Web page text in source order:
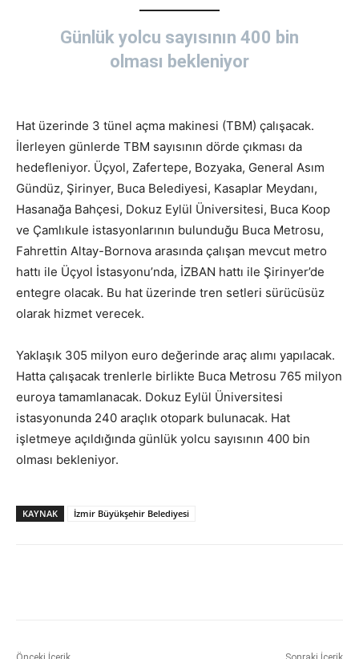
Günlük yolcu sayısının 400 bin
olması bekleniyor
Hat üzerinde 3 tünel açma makinesi (TBM) çalışacak.
İlerleyen günlerde TBM sayısının dörde çıkması da
hedefleniyor. Üçyol, Zafertepe, Bozyaka, General Asım
Gündüz, Şirinyer, Buca Belediyesi, Kasaplar Meydanı,
Hasanağa Bahçesi, Dokuz Eylül Üniversitesi, Buca Koop
ve Çamlıkule istasyonlarının bulunduğu Buca Metrosu,
Fahrettin Altay-Bornova arasında çalışan mevcut metro
hattı ile Üçyol İstasyonu’nda, İZBAN hattı ile Şirinyer’de
entegre olacak. Bu hat üzerinde tren setleri sürücüsüz
olarak hizmet verecek.
Yaklaşık 305 milyon euro değerinde araç alımı yapılacak.
Hatta çalışacak trenlerle birlikte Buca Metrosu 765 milyon
euroya tamamlanacak. Dokuz Eylül Üniversitesi
istasyonunda 240 araçlık otopark bulunacak. Hat
işletmeye açıldığında günlük yolcu sayısının 400 bin
olması bekleniyor.
KAYNAK İzmir Büyükşehir Belediyesi